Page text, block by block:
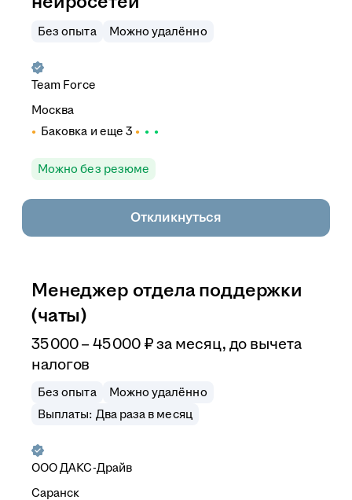
Без опыта Можно удалённо
Team Force
Москва
Баковка и еще 3
Можно без резюме
Откликнуться
Менеджер отдела поддержки
(чаты)
35 000–45 000 ₽ за месяц, до вычета
налогов
Без опыта
Можно удалённо
Выплаты: Два раза в месяц
ОООДАКС-Драйв
Саранск